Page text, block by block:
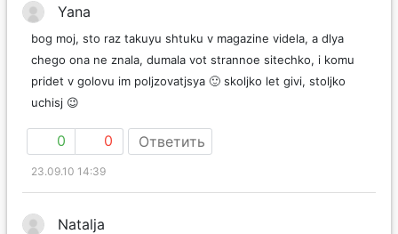
Yana
bog moj, sto raz takuyu shtuku v magazine videla, a dlya
chego ona ne znala, dumala vot strannoe sitechko, i komu
pridet v golovu im poljzovatjsya 🙂 skoljko let givi, stoljko
uchisj 😉
0 0 Ответить
23.09.10 14:39
Natalja